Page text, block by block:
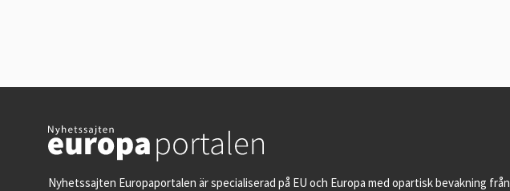
Nyhetssajten Europaportalen är specialiserad på EU och Europa med opartisk bevakning från